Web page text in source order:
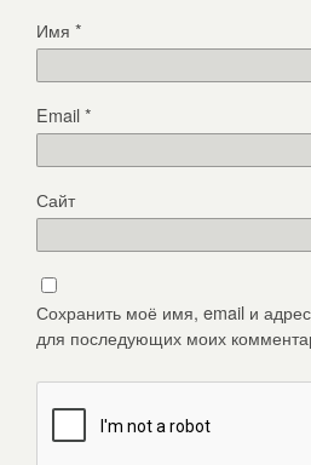
Имя *
Email*
Сайт
Сохранить моё имя, email и
для последующих моих